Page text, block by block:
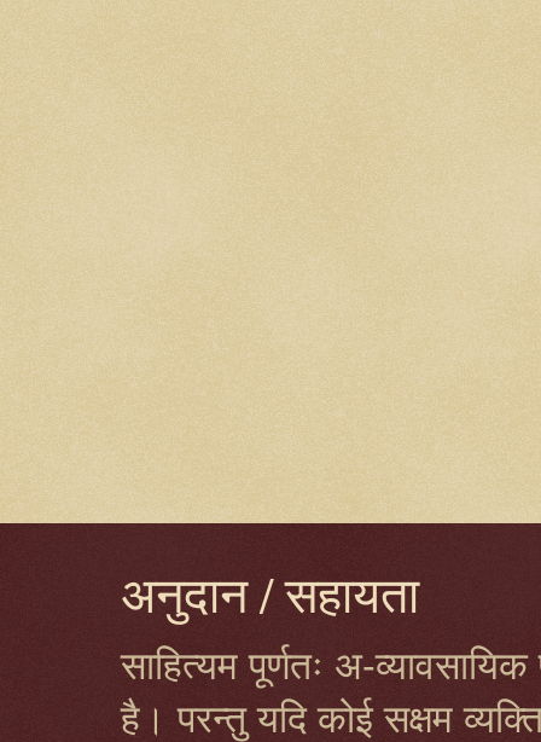
अनुदान / सहायता
साहित्यम पूर्णतः अ-
है। परन्तु यदि कोई सक्षम